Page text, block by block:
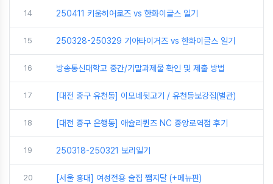
14 250411 키움히어로즈 vs 한화이글스 일기
15 250328-250329 기아타이거즈 vs 한화이글스 일기
16 방송통신대학교 중간/기말과제물 확인 및 제출 방법
17 [대전 중구 유천동] 이모네뒷고기 / 유천동보강집(별관)
18 [대전 중구 은행동] 애슐리퀸즈 NC 중앙로역점 후기
19 250318-250321 보리일기
20 [서울 홍대] 여성전용 술집 쨈지달 (+메뉴판)